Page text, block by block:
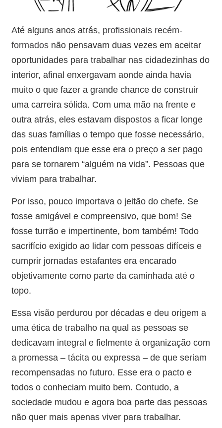
Até alguns anos atrás, profissionais recém-
formadosnão pensavam duas vezes em aceitar
oportunidades para trabalhar nas cidadezinhas do
interior, afinal enxergavam aonde ainda havia
muito o que fazer a grande chance de construir
uma carreira sólida. Com uma mão na frente e
outra atrás, eles estavam dispostos a ficar longe
das suas famílias o tempo que fosse necessário,
pois entendiam que esse era o preço a ser pago
para se tornarem “alguém na vida”. Pessoas que
viviam para trabalhar.
Por isso, pouco importava o jeitão do chefe. Se
fosse amigável e compreensivo, que bom! Se
fosse turrão e impertinente, bom também! Todo
sacrifício exigido ao lidar com pessoas difíceis e
cumprir jornadas estafantes era encarado
objetivamente como parte da caminhada até o
topo.
Essa visão perdurou por décadas e deu origem a
uma ética de trabalho na qual as pessoas se
dedicavam integral e fielmente à organização com
a promessa – tácita ou expressa – de que seriam
recompensadas no futuro. Esse era o pacto e
todos o conheciam muito bem. Contudo, a
sociedade mudou e agora boa parte das pessoas
não quer mais apenas viver para trabalhar.